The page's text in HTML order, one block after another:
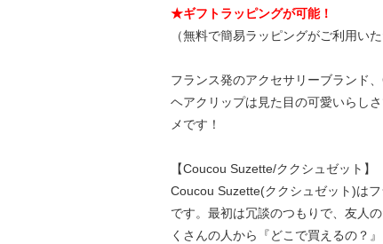
★ギフトラッピングが可能！
（無料で簡易ラッピングがご利用いた
フランス発のアクセサリーブランド
ヘアクリップは見た目の可愛いらし
メです！
【Coucou Suzette/ククシュゼット】
Coucou Suzette(ククシュゼット)は
です。最初は冗談のつもりで、友人
くさんの人から『どこで買えるの？